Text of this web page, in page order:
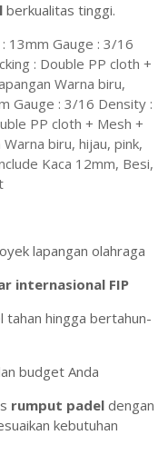
berkualitas tinggi.
13mm Gauge : 3/16
: Double PP cloth +
Warna biru,
Gauge : 3/16 Density :
PP cloth + Mesh +
biru, hijau, pink,
Kaca 12mm, Besi,
lapangan olahraga
internasional FIP
hingga bertahun-
budget Anda
rumput padeldengan
kebutuhan